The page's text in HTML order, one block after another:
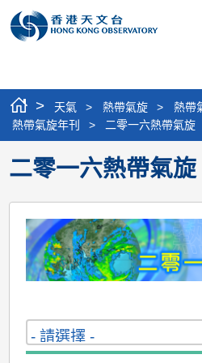
> 天氣 > 熱帶氣旋 > 熱帶
熱帶氣旋年刊
> 二零一六熱帶氣旋
二零一六熱帶氣旋